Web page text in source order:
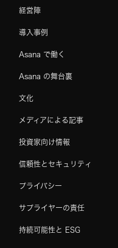
経営陣
導入事例
Asana で働く
Asana の舞台裏
文化
メディアによる記事
投資家向け情報
信頼性とセキュリティ
プライバシー
サプライヤーの責任
持続可能性と ESG